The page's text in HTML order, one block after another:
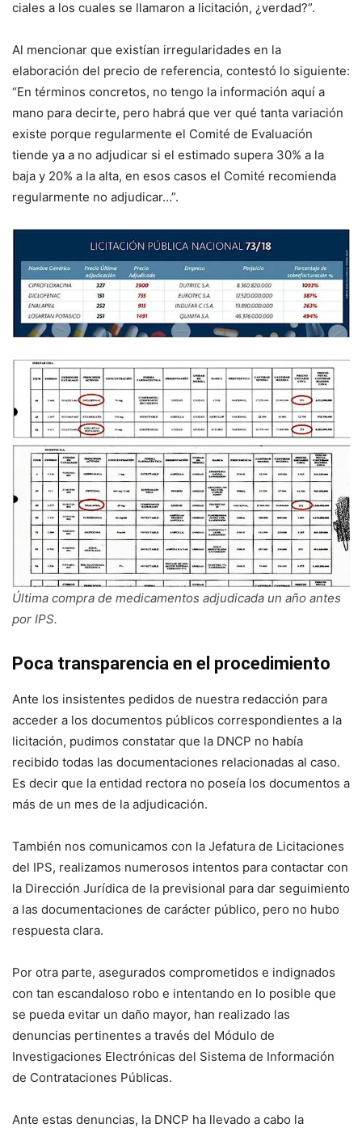
ciales a los cuales se llamaron a licitación, ¿verdad?”.
Al mencionar que existían irregularidades en la
elaboración del precio de referencia, contestó lo siguiente:
“En términos con­cretos, no tengo la información aquí a
mano para decirte, pero habrá que ver qué tanta variación
existe porque regularmente el Comité de Evaluación
tiende ya a no adjudicar si el estimado supera 30% a la
baja y 20% a la alta, en esos casos el Comité recomienda
regularmente no adjudicar…”.
Última compra de medicamentos adjudicada un año antes
por IPS.
Poca transparencia en el procedimiento
Ante los insistentes pedidos de nuestra redacción para
acceder a los documentos públicos correspondien­tes a la
licitación, pudimos constatar que la DNCP no había
recibido todas las documentaciones relacio­nadas al caso.
Es decir que la entidad rectora no poseía los documentos a
más de un mes de la adjudicación.
También nos comunicamos con la Jefatura de Licita­ciones
del IPS, realizamos numerosos intentos para contactar con
la Dirección Jurídica de la previsional para dar seguimiento
a las documentaciones de carác­ter público, pero no hubo
respuesta clara.
Por otra parte, asegurados comprometidos e indigna­dos
con tan escandaloso robo e intentando en lo posible que
se pueda evitar un daño mayor, han reali­zado las
denuncias perti­nentes a través del Módulo de
Investigaciones Electró­nicas del Sistema de Infor­mación
de Contrataciones Públicas.
Ante estas denuncias, la DNCP ha llevado a cabo la